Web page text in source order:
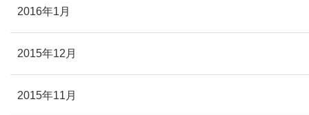
2016年1月
2015年12月
2015年11月